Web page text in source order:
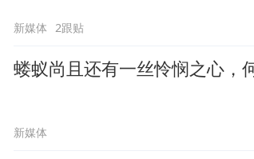
新媒体 2跟贴
蝼蚁尚且还有一丝怜悯之心，
新媒体